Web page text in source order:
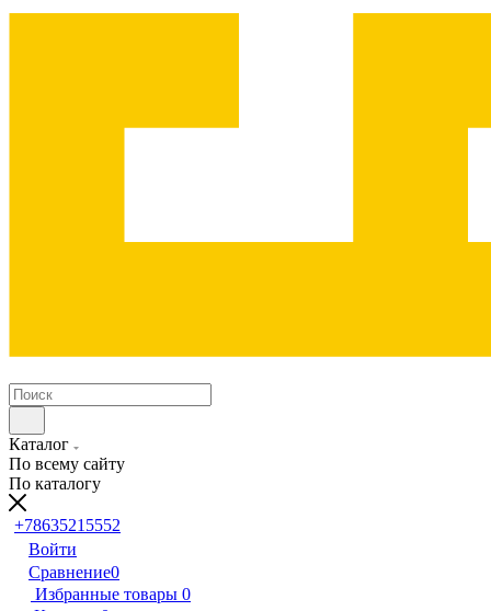
Каталог
По всему сайту
По каталогу
+78635215552
Войти
Сравнение0
Избранные товары 0